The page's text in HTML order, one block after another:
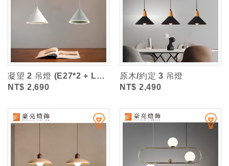
凝望 2 吊燈 (E27*2 + LED 8W自然光*2)
NT$ 2,690
原木/約定 3 吊燈
NT$ 2,490